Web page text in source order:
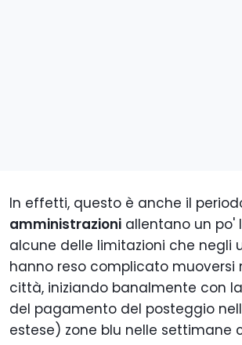
In effetti, questo è anche il
amministrazioni allentano un po'
alcune delle limitazioni che negli
hanno reso complicato muoversi
città, iniziando banalmente con
del pagamento del posteggio
estese) zone blu nelle settimane